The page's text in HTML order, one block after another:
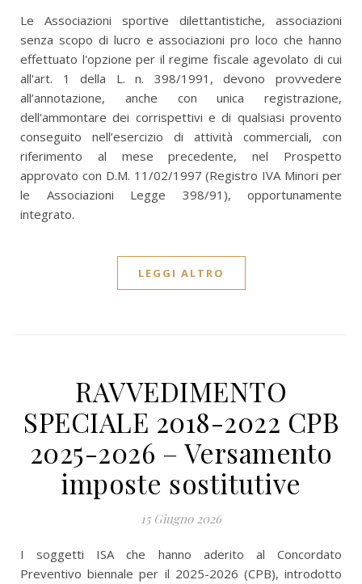
Le Associazioni sportive dilettantistiche, associazioni
senza scopo di lucro e associazioni pro loco che hanno
effettuato l'opzione per il regime fiscale agevolato di cui
all'art. 1 della L. n. 398/1991, devono provvedere
all’annotazione, anche con unica registrazione,
dell'ammontare dei corrispettivi e di qualsiasi provento
conseguito nell’esercizio di attività commerciali, con
riferimento al mese precedente, nel Prospetto
approvato con D.M. 11/02/1997 (Registro IVA Minori per
le Associazioni Legge 398/91), opportunamente
integrato.
LEGGI ALTRO
RAVVEDIMENTO
SPECIALE 2018-2022 CPB
2025-2026 – Versamento
imposte sostitutive
15 Giugno 2026
I soggetti ISA che hanno aderito al Concordato
Preventivo biennale per il 2025-2026 (CPB), introdotto